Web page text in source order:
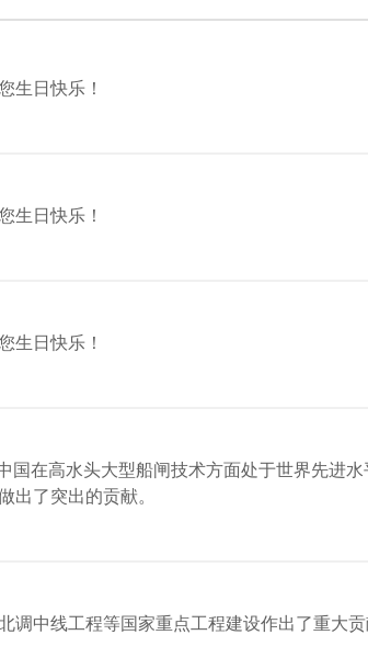
生日快乐！
生日快乐！
生日快乐！
国在高水头大型船闸技术方面处于世界先进
出了突出的贡献。
调中线工程等国家重点工程建设作出了重大